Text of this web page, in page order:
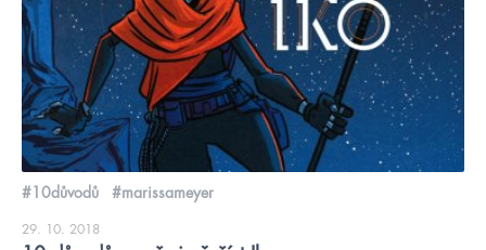
#10důvodů #marissameyer
29. 10. 2018